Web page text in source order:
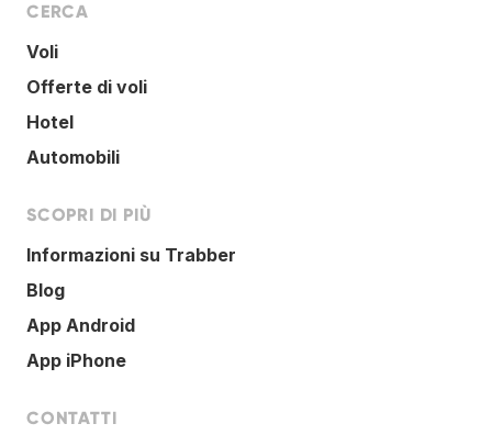
CERCA
Voli
Offerte di voli
Hotel
Automobili
SCOPRI DI PIÙ
Informazioni su Trabber
Blog
App Android
App iPhone
CONTATTI